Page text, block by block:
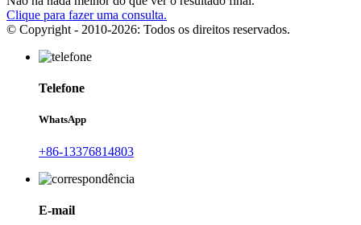
Clique para fazer uma consulta.
© Copyright - 2010-2026: Todos os direitos reservados.
Telefone
WhatsApp
+86-13376814803
E-mail